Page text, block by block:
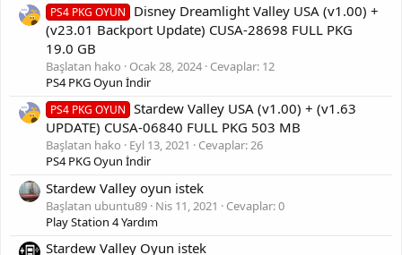
PS4 PKG OYUN
Disney Dreamlight Valley USA (v1.00) +
(v23.01 Backport Update) CUSA-28698 FULL PKG
19.0 GB
Başlatan hako Ocak 28, 2024 Cevaplar: 12
PS4 PKG Oyun İndir
PS4 PKG OYUN
Stardew Valley USA (v1.00) + (v1.63
UPDATE) CUSA-06840 FULL PKG 503 MB
Başlatan hako Eyl 13, 2021
Cevaplar: 26
PS4 PKG Oyun İndir
Stardew Valley oyun istek
Başlatan ubuntu89 Nis 11, 2021
Cevaplar: 0
Play Station 4 Yardım
Stardew Valley Oyun istek